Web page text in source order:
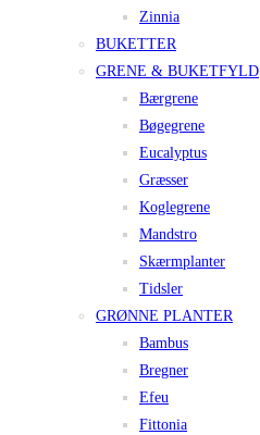
Zinnia
BUKETTER
GRENE & BUKETFYLD
Bærgrene
Bøgegrene
Eucalyptus
Græsser
Koglegrene
Mandstro
Skærmplanter
Tidsler
GRØNNE PLANTER
Bambus
Bregner
Efeu
Fittonia